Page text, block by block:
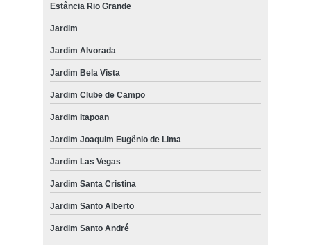
Estância Rio Grande
Jardim
Jardim Alvorada
Jardim Bela Vista
Jardim Clube de Campo
Jardim Itapoan
Jardim Joaquim Eugênio de Lima
Jardim Las Vegas
Jardim Santa Cristina
Jardim Santo Alberto
Jardim Santo André